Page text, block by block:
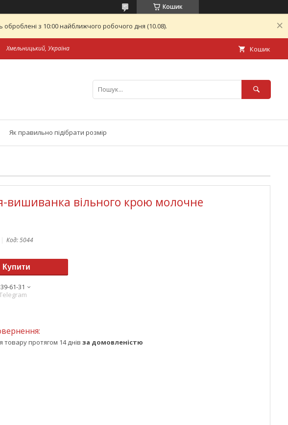
Кошик
з 10:00 найближчого робочого дня (10.08).
Хмельницький, Україна Кошик
Як правильно підібрати розмір
вишиванка вільного крою молочне
Код:5044
Купити
61-31
товару протягом 14 днів за домовленістю